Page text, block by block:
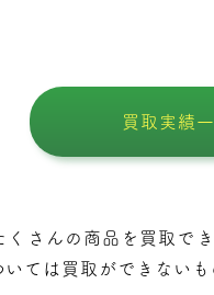
買取実績
くさんの商品を買取で
ては買取ができない